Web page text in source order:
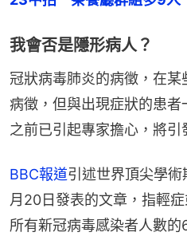
我會否是隱形病人？
冠狀病毒肺炎的病徵，在
病徵，但與出現症狀的患
之前已引起專家擔心，將引
BBC報道引述世界頂尖學
月20日發表的文章，指輕
所有新冠病毒感染者人數的